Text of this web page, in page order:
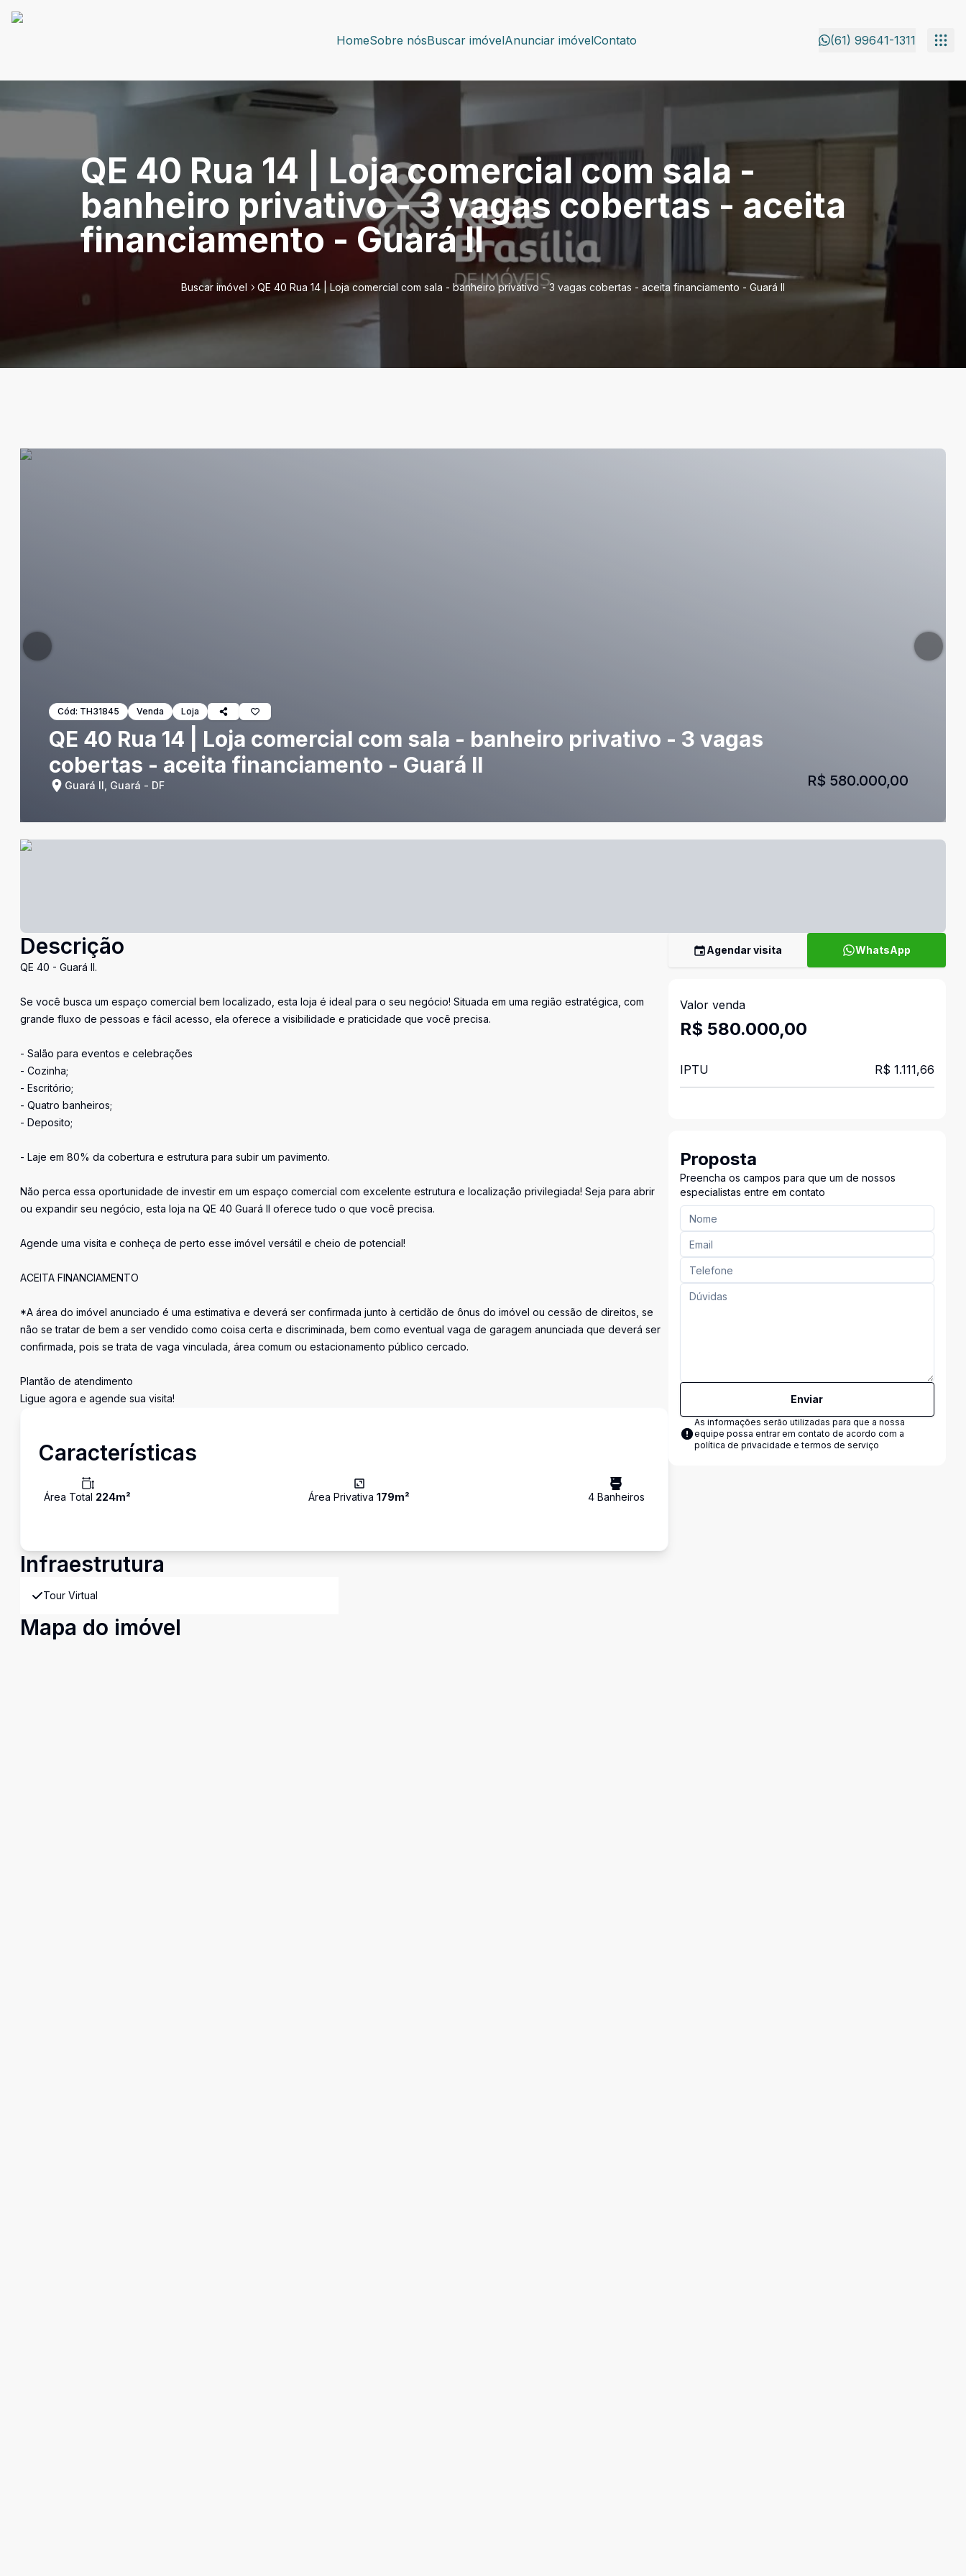
HomeSobre nósBuscar imóvelAnunciar imóvelContato (61) 99641-1311
QE 40 Rua 14 | Loja comercial com sala -
banheiro privativo - 3 vagas cobertas - aceita
financiamento - Guará II
Buscar imóvel QE 40 Rua 14 | Loja comercial com sala - banheiro privativo - 3 vagas cobertas - aceita financiamento - Guará II
Cód: TH31845 Venda Loja
QE 40 Rua 14 | Loja comercial com sala - banheiro privativo - 3 vagas
cobertas - aceita financiamento - Guará II
Guará II, Guará - DF R$ 580.000,00
Descrição
QE 40 - Guará II.
Se você busca um espaço comercial bem localizado, esta loja é ideal para o seu negócio! Situada em uma região estratégica, com
grande fluxo de pessoas e fácil acesso, ela oferece a visibilidade e praticidade que você precisa.
- Salão para eventos e celebrações
- Cozinha;
- Escritório;
- Quatro banheiros;
- Deposito;
- Laje em 80% da cobertura e estrutura para subir um pavimento.
Não perca essa oportunidade de investir em um espaço comercial com excelente estrutura e localização privilegiada! Seja para abrir
ou expandir seu negócio, esta loja na QE 40 Guará II oferece tudo o que você precisa.
Agende uma visita e conheça de perto esse imóvel versátil e cheio de potencial!
ACEITA FINANCIAMENTO
*A área do imóvel anunciado é uma estimativa e deverá ser confirmada junto à certidão de ônus do imóvel ou cessão de direitos, se
não se tratar de bem a ser vendido como coisa certa e discriminada, bem como eventual vaga de garagem anunciada que deverá ser
confirmada, pois se trata de vaga vinculada, área comum ou estacionamento público cercado.
Plantão de atendimento
Ligue agora e agende sua visita!
Características
Área Total 224m² Área Privativa179m² 4Banheiros
Infraestrutura
Tour Virtual
Mapa do imóvel
Agendar visita WhatsApp
Valor venda
R$ 580.000,00
IPTU R$ 1.111,66
Proposta
Preencha os campos para que um de nossos
especialistas entre em contato
Enviar
As informações serão utilizadas para que a nossa
equipe possa entrar em contato de acordo com a
política de privacidade e termos de serviço